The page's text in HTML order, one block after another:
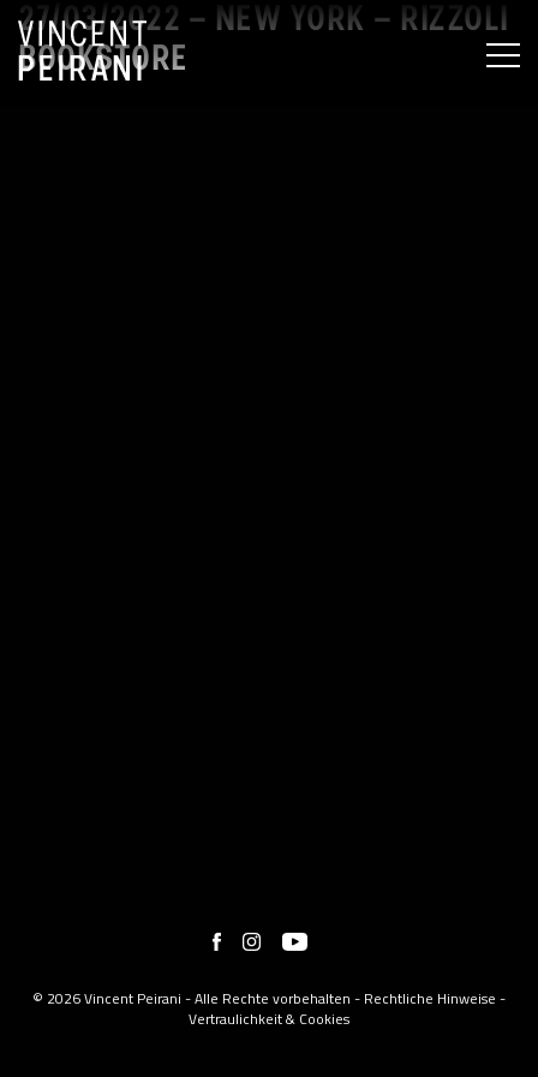
27/03/2022 – NEW YORK – RIZZOLI
BOOKSTORE
© 2026 Vincent Peirani - Alle Rechte vorbehalten - Rechtliche Hinweise -
Vertraulichkeit & Cookies